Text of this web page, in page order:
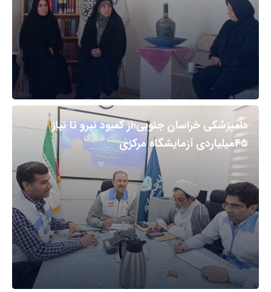
دامپزشکی خراسان جنوبی؛از کمبود نیرو تا نیاز
۴۵میلیاردی آزمایشگاه مرکزی